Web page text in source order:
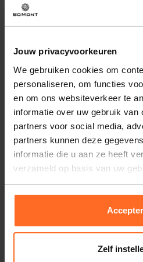
Jouw privacyvoorkeuren
We gebruiken cookies om
personaliseren, om functies
en om ons websiteverkeer te
informatie over uw gebruik van
partners voor social media,
partners kunnen deze
informatie die u aan ze heeft
verzameld op basis van uw
Zelf
Pure Path
Short The Owen Regular Fit Jeans
-20%